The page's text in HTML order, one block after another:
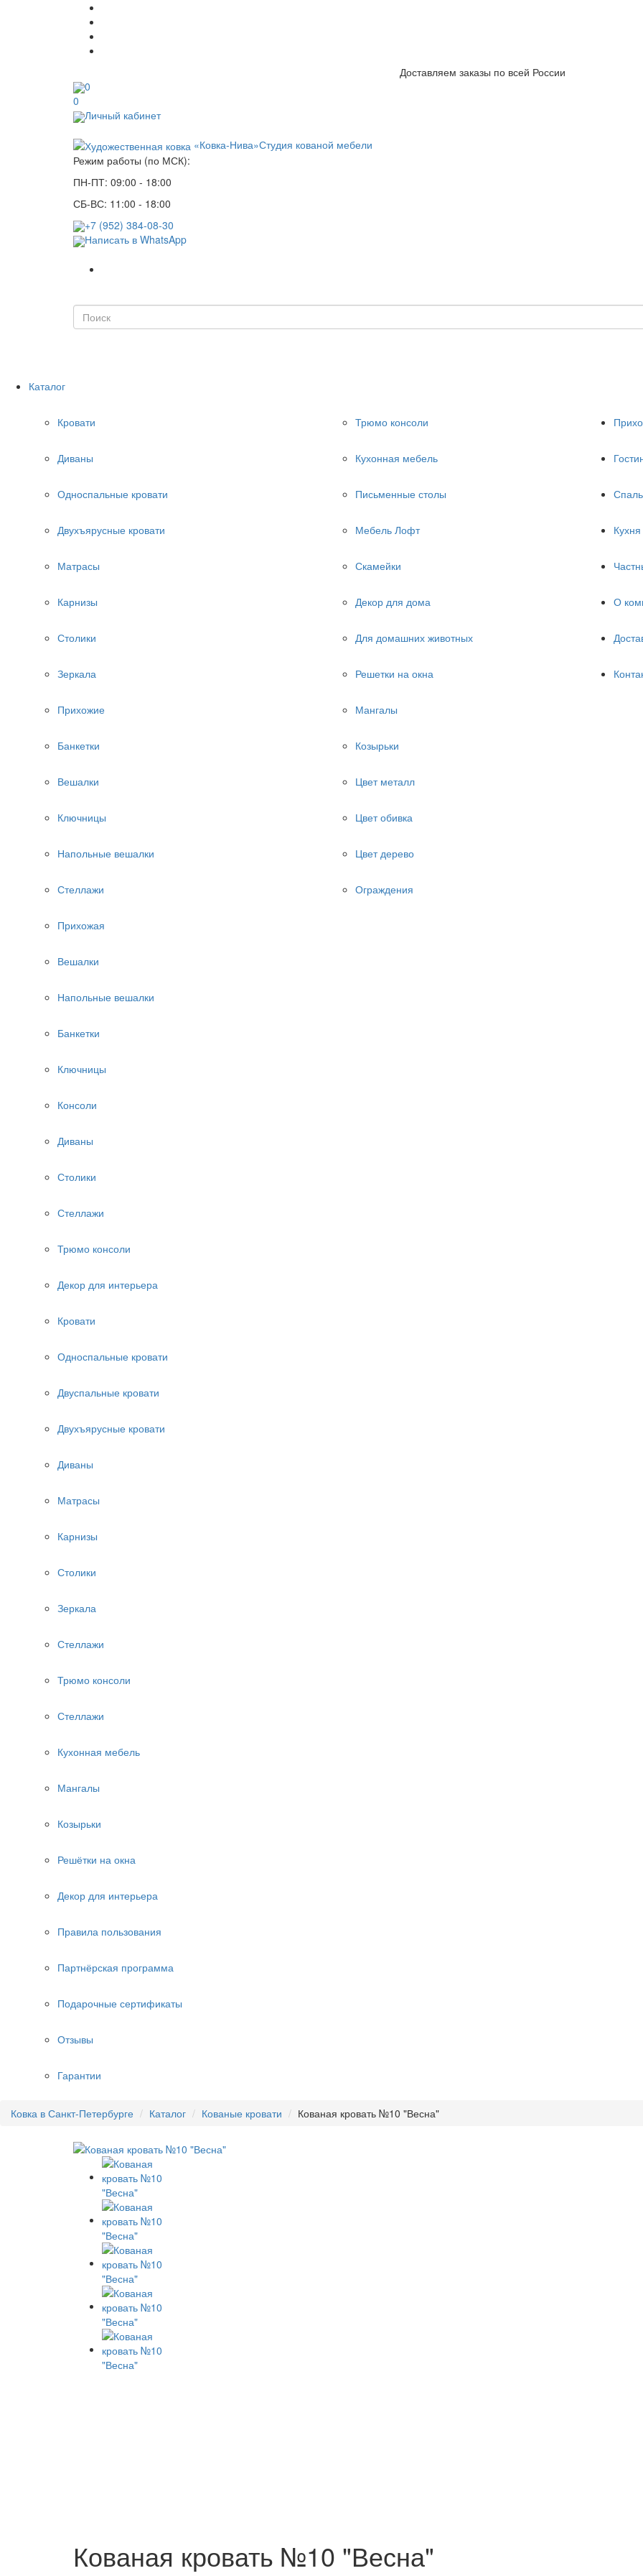
Доставляем заказы по всей России
0
0
Личный кабинет
«Ковка-Нива»Студия кованой мебели
Режим работы (по МСК):
ПН-ПТ: 09:00 - 18:00
СБ-ВС: 11:00 - 18:00
+7 (952) 384-08-30
Написать в WhatsApp
Каталог
Кровати
Диваны
Односпальные кровати
Двухъярусные кровати
Матрасы
Карнизы
Столики
Зеркала
Прихожие
Банкетки
Вешалки
Ключницы
Напольные вешалки
Стеллажи
Трюмо консоли
Кухонная мебель
Письменные столы
Мебель Лофт
Скамейки
Декор для дома
Для домашних животных
Решетки на окна
Мангалы
Козырьки
Цвет металл
Цвет обивка
Цвет дерево
Ограждения
Прихожая
Вешалки
Напольные вешалки
Банкетки
Ключницы
Консоли
Диваны
Столики
Стеллажи
Трюмо консоли
Декор для интерьера
Кровати
Односпальные кровати
Двуспальные кровати
Двухъярусные кровати
Диваны
Матрасы
Карнизы
Столики
Зеркала
Стеллажи
Трюмо консоли
Кухня
Стеллажи
Кухонная мебель
Мангалы
Козырьки
Решётки на окна
Декор для интерьера
О
Правила пользования
Партнёрская программа
Подарочные сертификаты
Отзывы
Гарантии
Ковка в Санкт-Петербурге Каталог Кованые кровати Кованая кровать №10 "Весна"
Кованая кровать №10 "Весна"